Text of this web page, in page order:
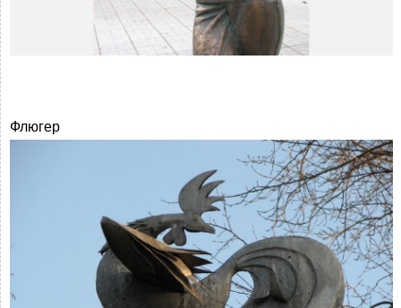
Флюгер